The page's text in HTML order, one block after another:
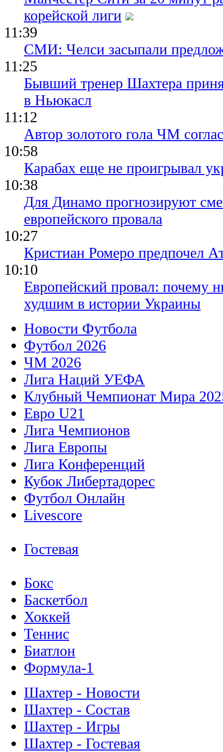
корейской лиги
11:39
СМИ: Челси засыпали
11:25
Бывший тренер Шахтера
в Ньюкасл
11:12
Автор золотого гола ЧМ
10:58
Карабах еще не проигрывал
10:38
Для Динамо прогнозируют
европейского провала
10:27
Кристиан Ромеро предпочел
10:10
Европейский провал: почему
худшим в истории Украины
Новости Футбола
Футбол 2026
ЧМ 2026
Лига Наций УЕФА
Клубный Чемпионат Мира
Евро U21
Лига Чемпионов
Лига Европы
Лига Конференций
Кубок Либертадорес
Футбол Онлайн
Livescore
Гостевая
Бокс
Баскетбол
Хоккей
Теннис
Биатлон
Формула-1
Шахтер - Новости
Шахтер - Состав
Шахтер - Игры
Шахтер - Гостевая